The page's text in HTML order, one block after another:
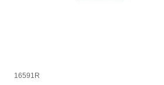
16591R